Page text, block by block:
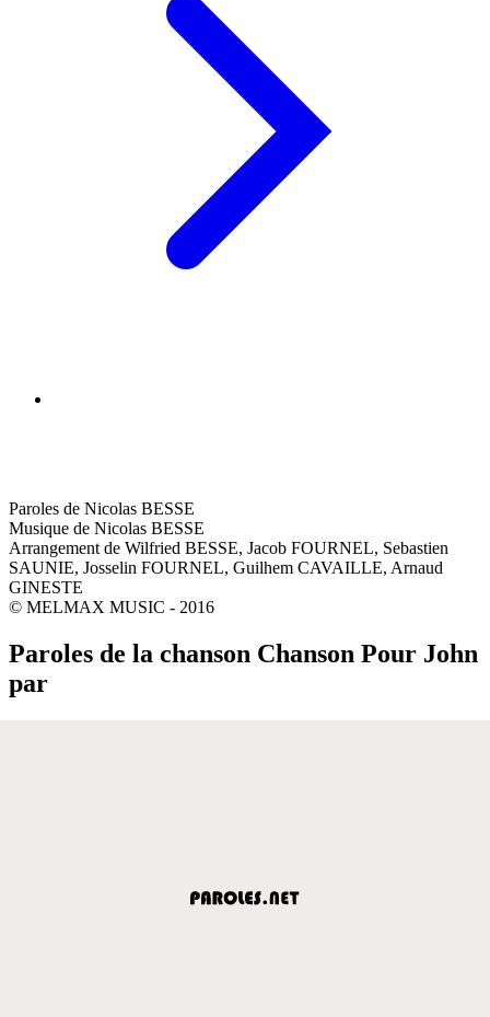
Paroles de Nicolas BESSE
Musique de Nicolas BESSE
Arrangement de Wilfried BESSE, Jacob FOURNEL, Sebastien
SAUNIE, Josselin FOURNEL, Guilhem CAVAILLE, Arnaud
GINESTE
© MELMAX MUSIC - 2016
Paroles de la chanson Chanson Pour John
par